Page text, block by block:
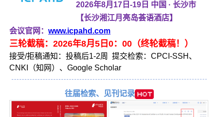
2026年8月17日-19日 中国 · 长沙市
【长沙湘江月亮岛荟语酒店】
会议官网：www.icpahd.com
三轮截稿：2026年8月5日0：00（终轮截稿！）
接受/拒稿通知：投稿后1-2周 提交检索：CPCI-SSH、
CNKI（知网）、Google Scholar
往届检索、见刊记录